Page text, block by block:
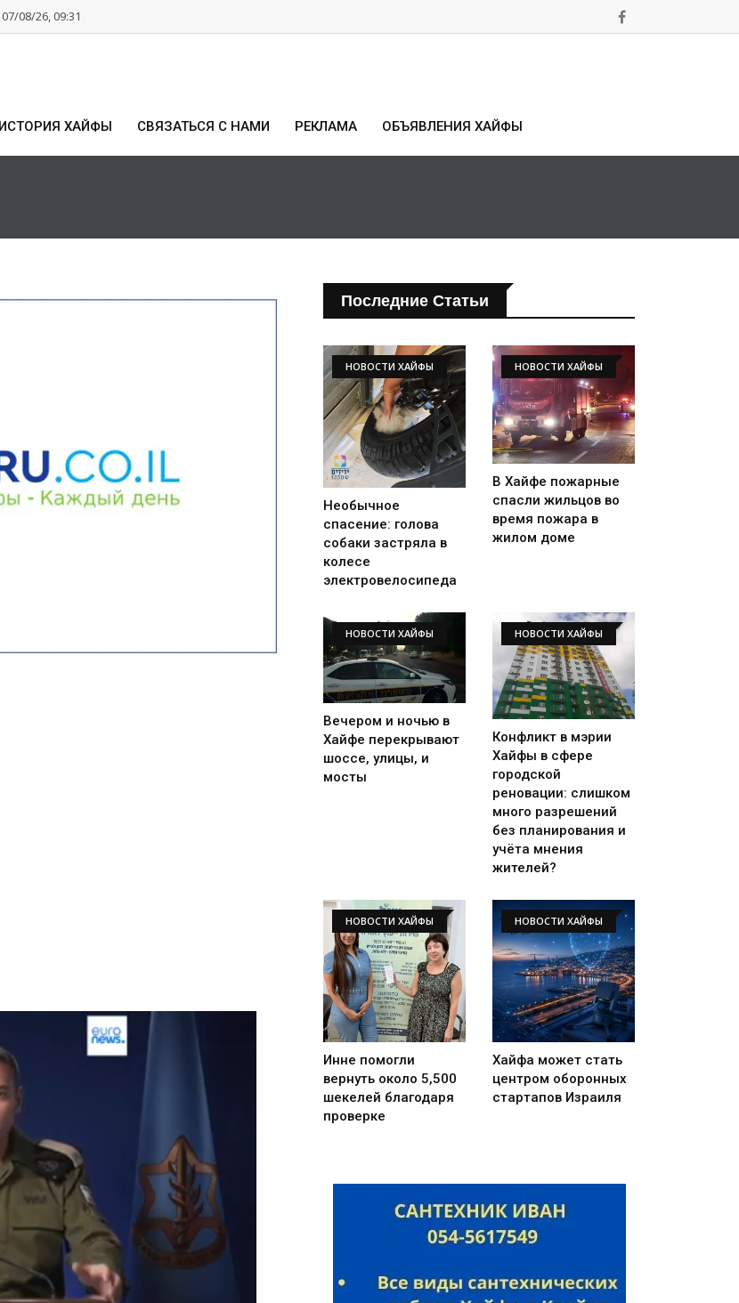
08/26, 09:31
ИСТОРИЯ ХАЙФЫ СВЯЗАТЬСЯ С НАМИ РЕКЛАМА ОБЪЯВЛЕНИЯ ХАЙФЫ
Последние Статьи
НОВОСТИ ХАЙФЫ
Необычное
спасение: голова
собаки застряла в
колесе
электровелосипеда
НОВОСТИ ХАЙФЫ
В Хайфе пожарные
спасли жильцов во
время пожара в
жилом доме
НОВОСТИ ХАЙФЫ
Вечером и ночью в
Хайфе перекрывают
шоссе, улицы, и
мосты
НОВОСТИ ХАЙФЫ
Конфликт в мэрии
Хайфы в сфере
городской
реновации: слишком
много разрешений
без планирования и
учёта мнения
жителей?
НОВОСТИ ХАЙФЫ
Инне помогли
вернуть около 5,500
шекелей благодаря
проверке
НОВОСТИ ХАЙФЫ
Хайфа может стать
центром оборонных
стартапов Израиля